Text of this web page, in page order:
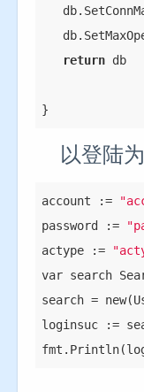
return db
}
以登陆
account :=
password :=
actype :=
var search
search =
loginsuc :=